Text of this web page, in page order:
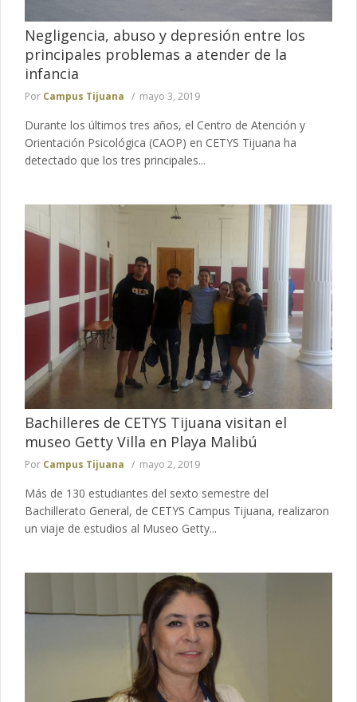
Negligencia, abuso y depresión entre los
principales problemas a atender de la
infancia
Por Campus Tijuana mayo 3, 2019
Durante los últimos tres años, el Centro de Atención y
Orientación Psicológica (CAOP) en CETYS Tijuana ha
detectado que los tres principales...
Bachilleres de CETYS Tijuana visitan el
museo Getty Villa en Playa Malibú
Por Campus Tijuana mayo 2, 2019
Más de 130 estudiantes del sexto semestre del
Bachillerato General, de CETYS Campus Tijuana, realizaron
un viaje de estudios al Museo Getty...